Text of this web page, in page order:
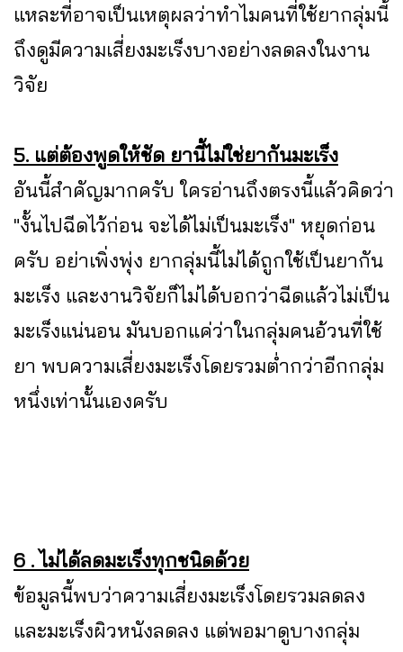
แหละที่อาจเป็นเหตุผลว่าทำไมคนที่ใช้ยากลุ่มนี้
ถึงดูมีความเสี่ยงมะเร็งบางอย่างลดลงในงาน
วิจัย
5. แต่ต้องพูดให้ชัด ยานี้ไม่ใช่ยากันมะเร็ง
อันนี้สำคัญมากครับ ใครอ่านถึงตรงนี้แล้วคิดว่า
"งั้นไปฉีดไว้ก่อน จะได้ไม่เป็นมะเร็ง" หยุดก่อน
ครับ อย่าเพิ่งพุ่ง ยากลุ่มนี้ไม่ได้ถูกใช้เป็นยากัน
มะเร็ง และงานวิจัยก็ไม่ได้บอกว่าฉีดแล้วไม่เป็น
มะเร็งแน่นอน มันบอกแค่ว่าในกลุ่มคนอ้วนที่ใช้
ยา พบความเสี่ยงมะเร็งโดยรวมต่ำกว่าอีกกลุ่ม
หนึ่งเท่านั้นเองครับ
6 . ไม่ได้ลดมะเร็งทุกชนิดด้วย
ข้อมูลนี้พบว่าความเสี่ยงมะเร็งโดยรวมลดลง
และมะเร็งผิวหนังลดลง แต่พอมาดูบางกลุ่ม